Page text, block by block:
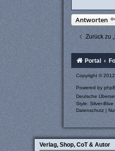
Antworten
Zurück zu
Portal
Copyright ©
Powered by
Deutsche
Style: Silver-
Datenschutz |
Verlag, Shop, CoT & Autor